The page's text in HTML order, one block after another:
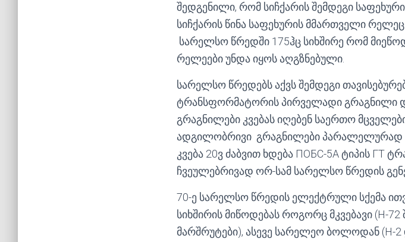
შედგენილი, რომ სიჩქარის შემდეგი
სიჩქარის წინა საფეხურის მმართველი
სარელსო წრედში 175ჰც სიხშირე რომ
რელეები უნდა იყოს აღგზნებული.
სარელსო წრედებს აქვს შემდეგი
ტრანსფორმატორის პირველადი გრაგნილი
გრაგნილები კვებას იღებენ საერთო
ადგილობრივი გრაგნილები პარალელურად
კვება 20ვ ძაბვით ხდება ПОБС-5А ტიპის ГТ
ჩვეულებრივად ორ-სამ სარელსო წრედის
70-ე სარელსო წრედის ელექტრული სქემა
სიხშირის მიწოდებას როგორც მკვებავი (Н-72
მარშრუტები), ასევე სარელეო ბოლოდან (Н-2